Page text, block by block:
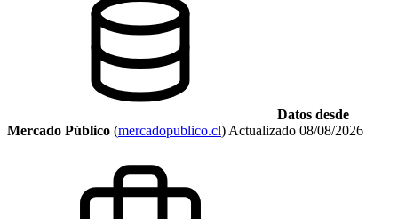
Datos desde
Mercado Público (mercadopublico.cl) Actualizado 08/08/2026